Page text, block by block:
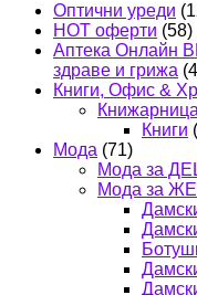
Оптични уреди
HOT оферти (58)
Аптека Онлайн
здраве и грижа
Книги, Офис &
Книжарница
Книги
Мода (71)
Мода за
Мода за